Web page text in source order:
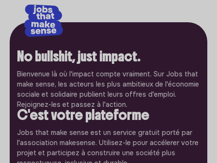
No bullshit, just impact.
Bienvenue là où l'impact compte vraiment. Sur Jobs that
make sense, les acteurs les plus ambitieux de l'économie
sociale et solidaire publient leurs offres d'emploi.
Rejoignez-les et passez à l'action.
C'est votre plateforme
Jobs that make sense est un service gratuit porté par
l'association makesense. Utilisez-le pour accélerer votre
projet et participez à construire une société plus